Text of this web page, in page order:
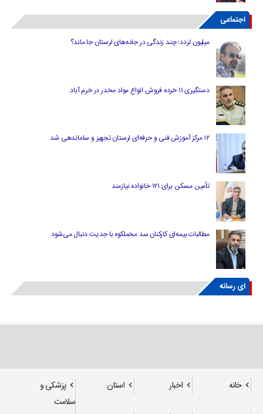
اجتماعی
میلیون تردد؛ چند زندگی در جاده‌های لرستان جا ماند؟
دستگیری ۱۱ خرده فروش انواع مواد مخدر در خرم آباد
۱۲ مرکز آموزش فنی و حرفه‌ای لرستان تجهیز و ساماندهی شد
تأمین مسکن برای ۱۲۱ خانواده نیازمند
مطالبات بیمه‌ای کارکنان سد مخملکوه با جدیت دنبال می‌شود
ای رسانه
خانه اخبار استان
پزشکی و
سلامت